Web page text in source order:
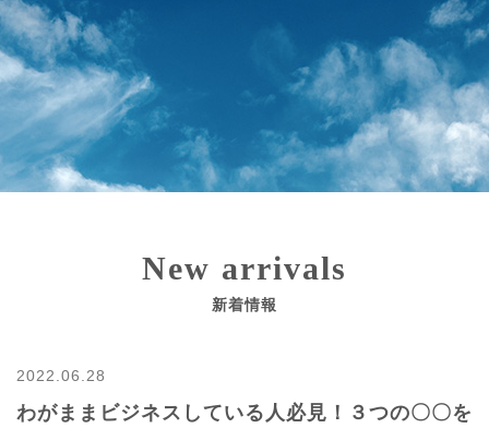
お問い合わせ
New arrivals
新着情報
2022.06.28
わがままビジネスしている人必見！３つの〇〇を